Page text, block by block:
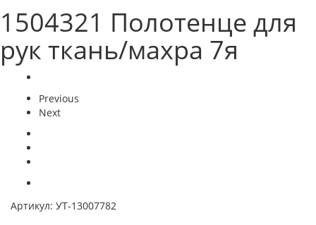
1504321 Полотенце для
рук ткань/махра 7я
Previous
Next
Артикул: УТ-13007782